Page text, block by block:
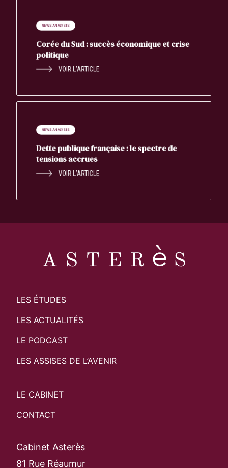
NEWS ANALYSIS
Corée du Sud : succès économique et crise
politique
VOIR L’ARTICLE
NEWS ANALYSIS
Dette publique française : le spectre de
tensions accrues
VOIR L’ARTICLE
LES ÉTUDES
LES ACTUALITÉS
LE PODCAST
LES ASSISES DE L’AVENIR
LE CABINET
CONTACT
Cabinet Asterès
81 Rue Réaumur